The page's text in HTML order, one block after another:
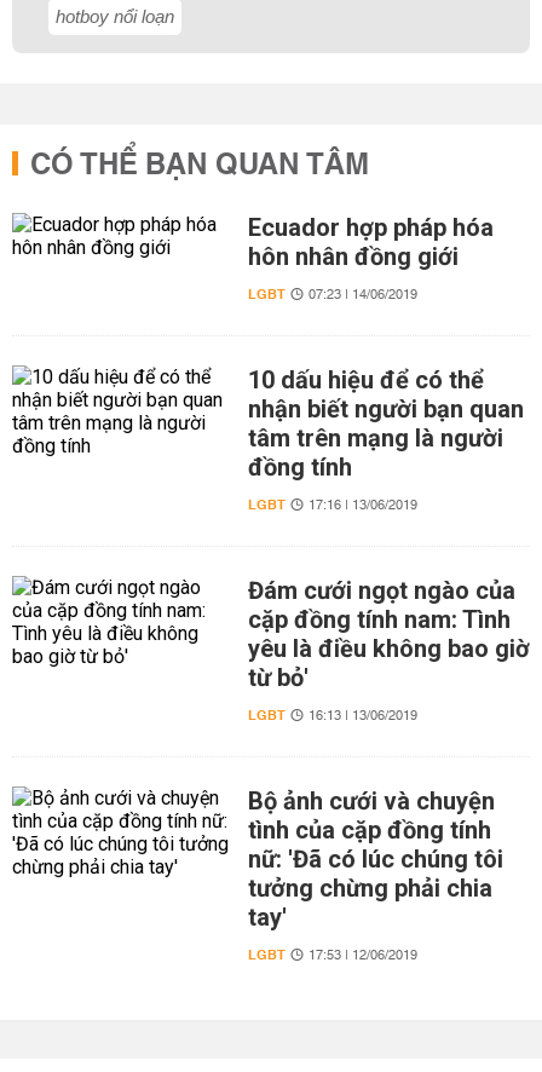
hotboy nổi loạn
CÓ THỂ BẠN QUAN TÂM
Ecuador hợp pháp hóa
hôn nhân đồng giới
LGBT 07:23 | 14/06/2019
10 dấu hiệu để có thể
nhận biết người bạn quan
tâm trên mạng là người
đồng tính
LGBT 17:16 | 13/06/2019
Đám cưới ngọt ngào của
cặp đồng tính nam: Tình
yêu là điều không bao giờ
từ bỏ'
LGBT 16:13 | 13/06/2019
Bộ ảnh cưới và chuyện
tình của cặp đồng tính
nữ: 'Đã có lúc chúng tôi
tưởng chừng phải chia
tay'
LGBT 17:53 | 12/06/2019